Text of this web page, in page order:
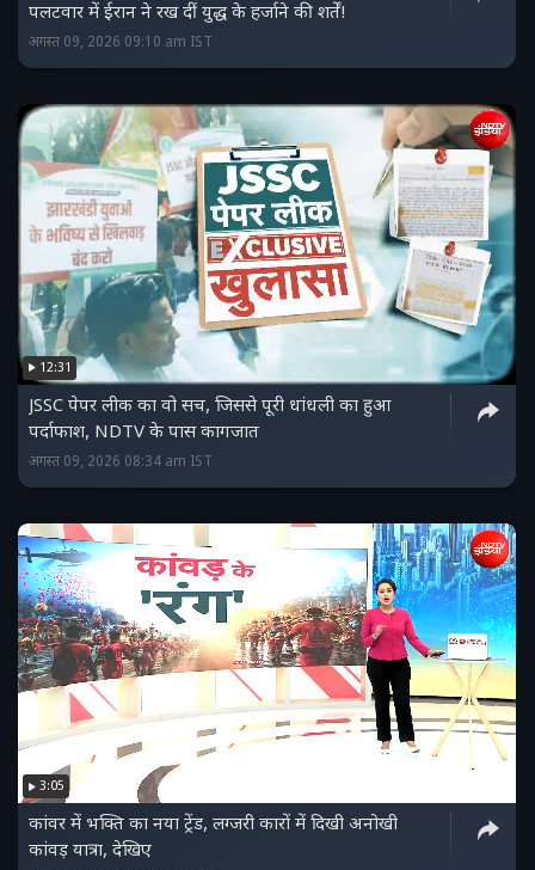
पलटवार में ईरान ने रख दीं युद्ध के हर्जाने की शर्तें!
अगस्त 09, 2026 09:10 am IST
12:31
JSSC पेपर लीक का वो सच, जिससे पूरी धांधली का हुआ
पर्दाफाश, NDTV के पास कागजात
अगस्त 09, 2026 08:34 am IST
3:05
कांवर में भक्ति का नया ट्रेंड, लग्जरी कारों में दिखी अनोखी
कांवड़ यात्रा, देखिए